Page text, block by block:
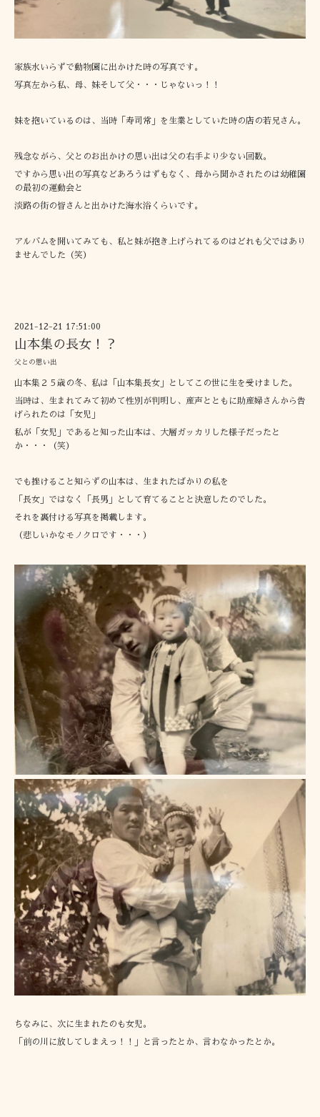
家族水いらずで動物園に出かけた時の写真です。
写真左から私、母、妹そして父・・・じゃないっ！！
妹を抱いているのは、当時「寿司常」を生業としていた時の店の若兄さん。
残念ながら、父とのお出かけの思い出は父の右手より少ない回数。
ですから思い出の写真などあろうはずもなく、母から聞かされたのは幼稚園
の最初の運動会と
淡路の街の皆さんと出かけた海水浴くらいです。
アルバムを開いてみても、私と妹が抱き上げられてるのはどれも父ではあり
ませんでした（笑）
2021-12-21 17:51:00
山本集の長女！？
父との思い出
山本集２５歳の冬、私は「山本集長女」としてこの世に生を受けました。
当時は、生まれてみて初めて性別が判明し、産声とともに助産婦さんから告
げられたのは「女児」
私が「女児」であると知った山本は、大層ガッカリした様子だったと
か・・・（笑）
でも挫けること知らずの山本は、生まれたばかりの私を
「長女」ではなく「長男」として育てることと決意したのでした。
それを裏付ける写真を掲載します。
（悲しいかなモノクロです・・・）
ちなみに、次に生まれたのも女児。
「前の川に放してしまえっ！！」と言ったとか、言わなかったとか。